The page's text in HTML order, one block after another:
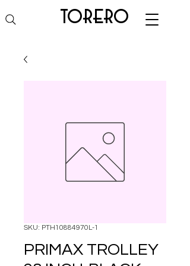
torero
SKU: PTH10884970L-1
PRIMAX TROLLEY